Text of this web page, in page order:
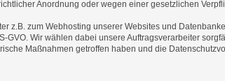
Anordnung oder wegen einer gesetzlichen
z.B. zum Webhosting unserer Websites und
GVO. Wir wählen dabei unsere Auftragsverarbeiter
Maßnahmen getroffen haben und die